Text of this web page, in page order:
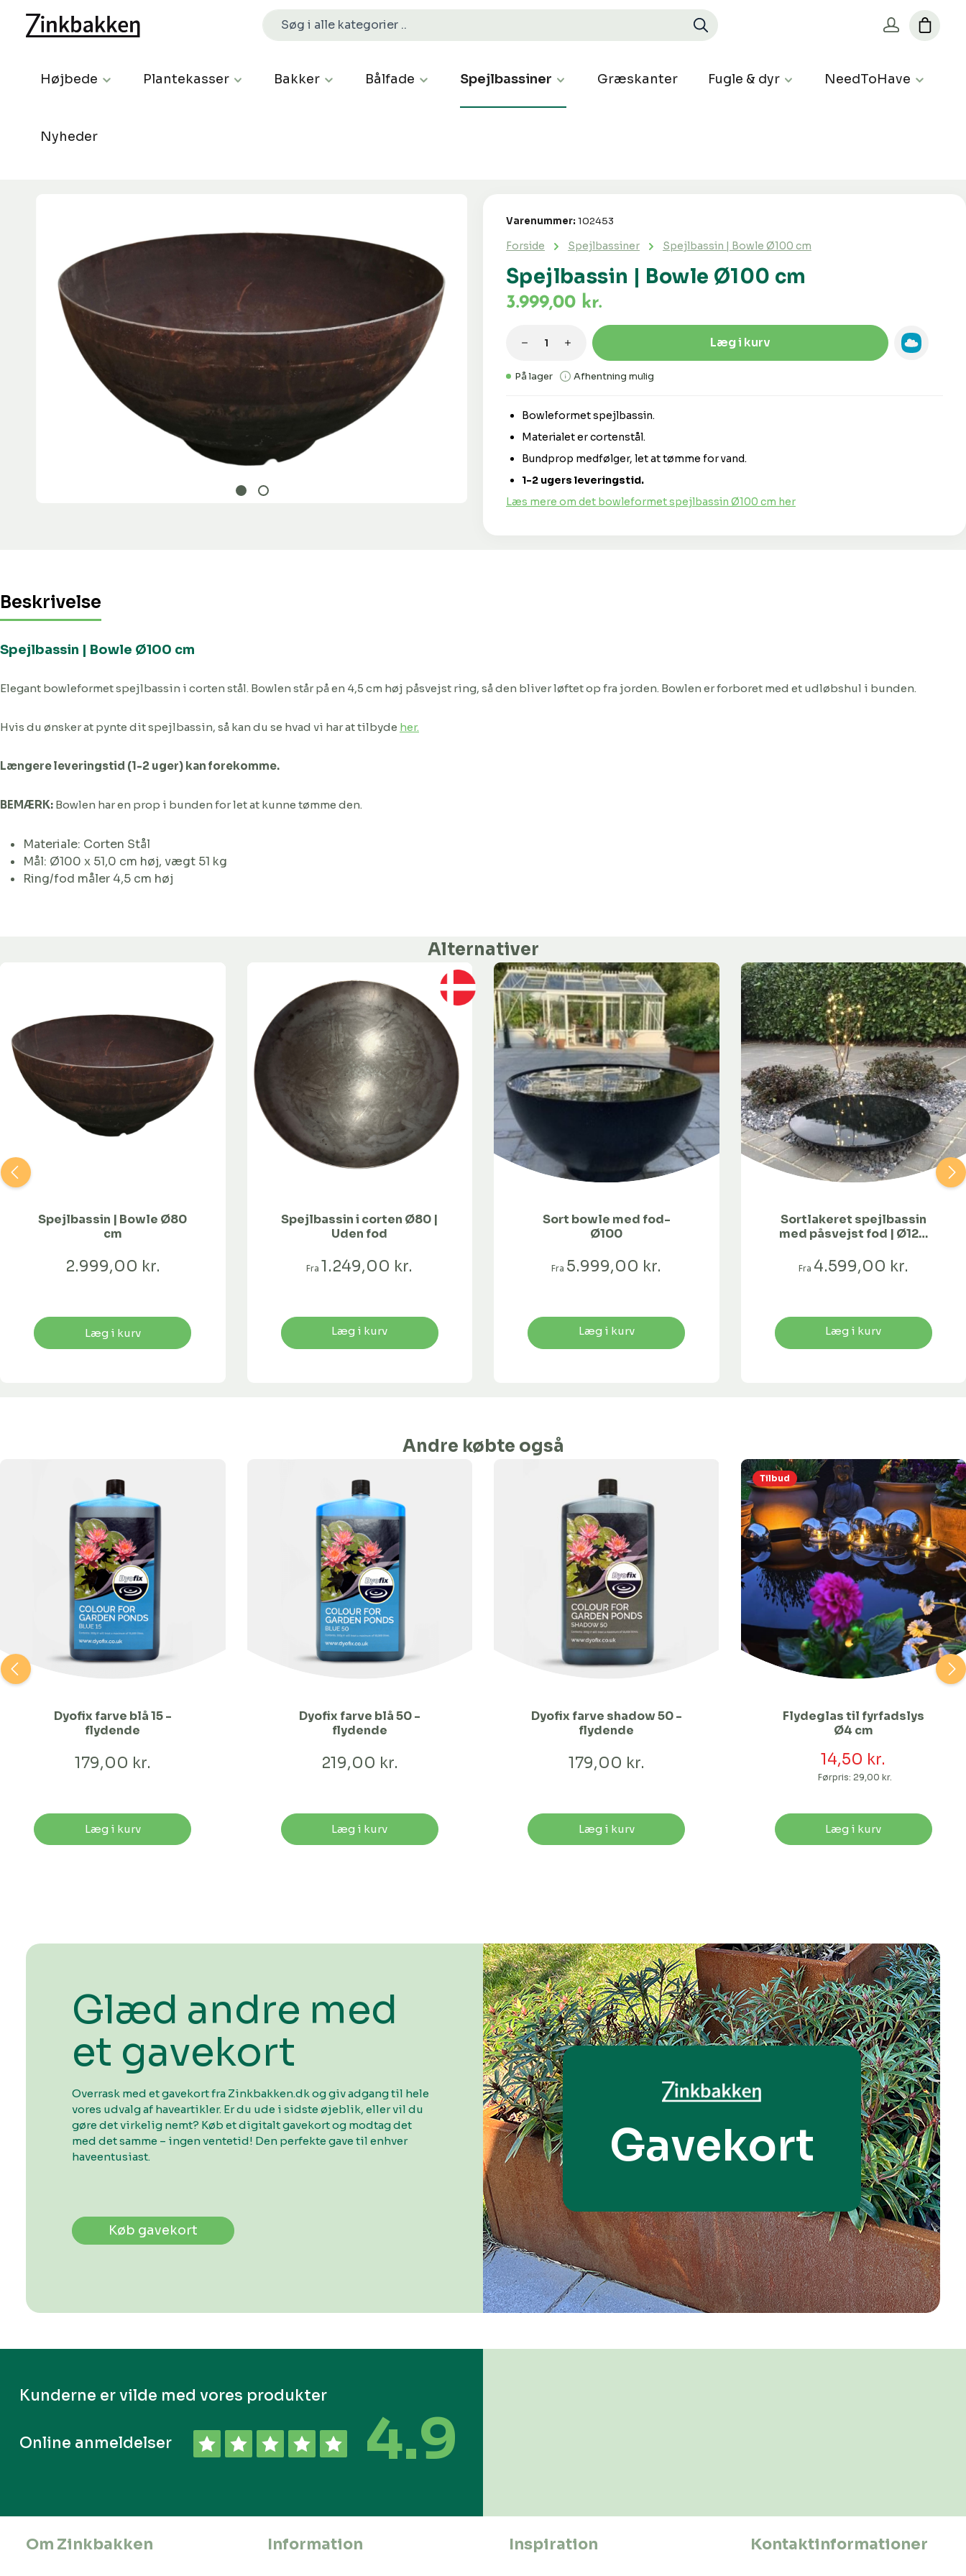
Højbede Plantekasser Bakker Bålfade Spejlbassiner Græskanter Fugle & dyr NeedToHave
Nyheder
Spejlbassin | Bowle Ø100 cm
Forside Spejlbassiner Spejlbassin | Bowle Ø100 cm
Varenummer: 102453
Bowleformet spejlbassin.
Materialet er cortenstål.
Bundprop medfølger, let at tømme for vand.
1-2 ugers leveringstid.
Læs mere om det bowleformet spejlbassin Ø100 cm her
3.999,00 kr.
På lager Afhentning mulig
Produktmængde: Indtast den ønskede mængde,
Læg i kurv
Beskrivelse
Spejlbassin | Bowle Ø100 cm
Elegant bowleformet spejlbassin i corten stål. Bowlen står på en 4,5 cm høj påsvejst ring, så den bliver løftet op fra jorden. Bowlen er forboret med et udløbshul i bunden.
Hvis du ønsker at pynte dit spejlbassin, så kan du se hvad vi har at tilbyde her.
Længere leveringstid (1-2 uger) kan forekomme.
BEMÆRK: Bowlen har en prop i bunden for let at kunne tømme den.
Materiale: Corten Stål
Mål: Ø100 x 51,0 cm høj, vægt 51 kg
Ring/fod måler 4,5 cm høj
Alternativer
Spejlbassin | Bowle Ø80
cm
2.999,00 kr.
Læg i kurv
Spejlbassin i corten Ø80 |
Uden fod
Fra 1.249,00 kr.
Læg i kurv
Sort bowle med fod-
Ø100
Fra 5.999,00 kr.
Læg i kurv
Sortlakeret spejlbassin
med påsvejst fod | Ø120
Fra 4.599,00 kr.
Læg i kurv
Andre købte også
Dyofix farve blå 15 -
flydende
179,00 kr.
Læg i kurv
Dyofix farve blå 50 -
flydende
219,00 kr.
Læg i kurv
Dyofix farve shadow 50 -
flydende
179,00 kr.
Læg i kurv
Tilbud
Flydeglas til fyrfadslys
Ø4 cm
14,50 kr.
Førpris:29,00 kr.
Læg i kurv
Glæd andre med
et gavekort
Overrask med et gavekort fra Zinkbakken.dk og giv adgang til hele
vores udvalg af haveartikler. Er du ude i sidste øjeblik, eller vil du
gøre det virkelig nemt? Køb et digitalt gavekort og modtag det
med det samme – ingen ventetid! Den perfekte gave til enhver
haveentusiast.
Køb gavekort
Gavekort
Kunderne er vilde med vores produkter
Online anmeldelser 4.9
Om Zinkbakken Information Inspiration Kontaktinformationer